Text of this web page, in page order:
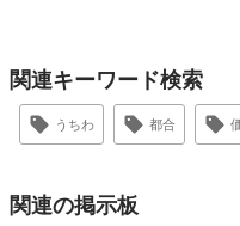
関連キーワード検索
うちわ 都合
関連の掲示板